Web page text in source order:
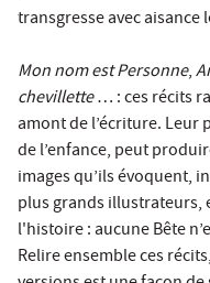
transgresse avec
Mon nom est Personne,
chevillette… : ces récits
amont de l’écriture. Leur
de l’enfance, peut
images qu’ils évoquent,
plus grands
l'histoire : aucune Bête
Relire ensemble ces